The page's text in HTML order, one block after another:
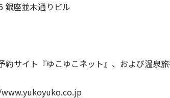
銀座並木通りビル
約サイト『ゆこゆこネット』、および温泉